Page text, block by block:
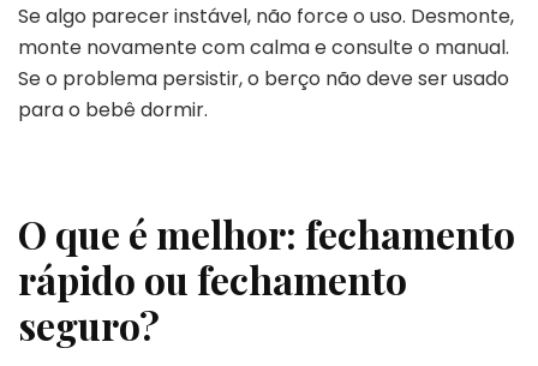
Se algo parecer instável, não force o uso. Desmonte,
monte novamente com calma e consulte o manual.
Se o problema persistir, o berço não deve ser usado
para o bebê dormir.
O que é melhor: fechamento
rápido ou fechamento
seguro?